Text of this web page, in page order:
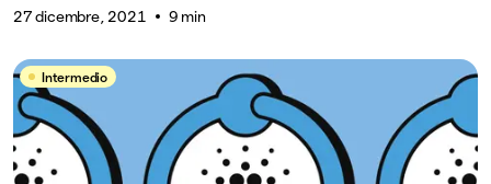
27 dicembre, 2021 9 min
Intermedio